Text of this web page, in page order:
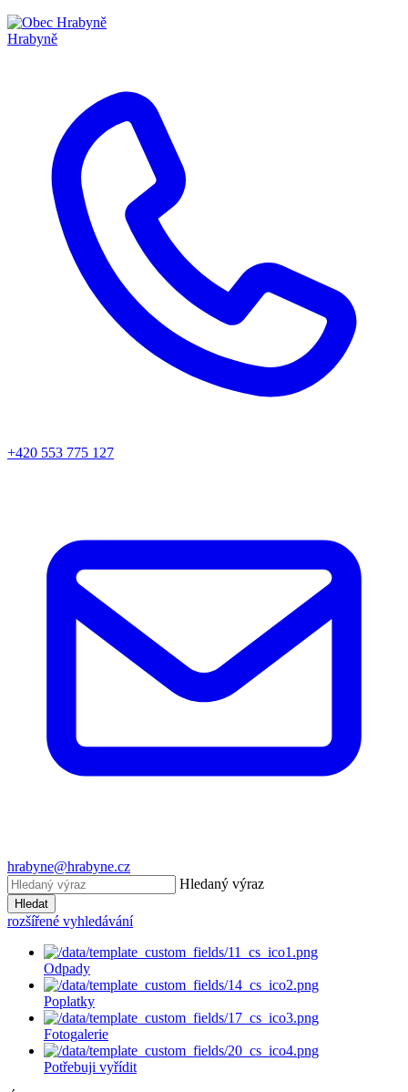
Hrabyně
+420 553 775 127
hrabyne@hrabyne.cz
Hledaný výraz
Hledat
rozšířené vyhledávání
Odpady
Poplatky
Fotogalerie
Potřebuji vyřídit